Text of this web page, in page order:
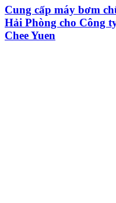
Cung cấp máy bơm
Hải Phòng cho Công
Chee Yuen